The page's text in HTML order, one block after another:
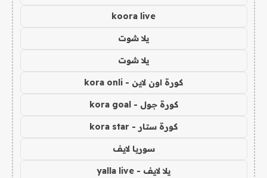
koora live
يلا شوت
يلا شوت
كورة اون لاين - kora onli
كورة جول - kora goal
كورة ستار - kora star
سوريا لايف
يلا لايف - yalla live